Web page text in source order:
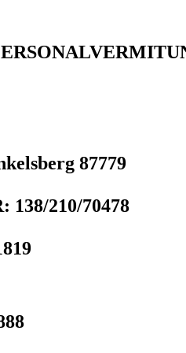
87779
138/210/70478